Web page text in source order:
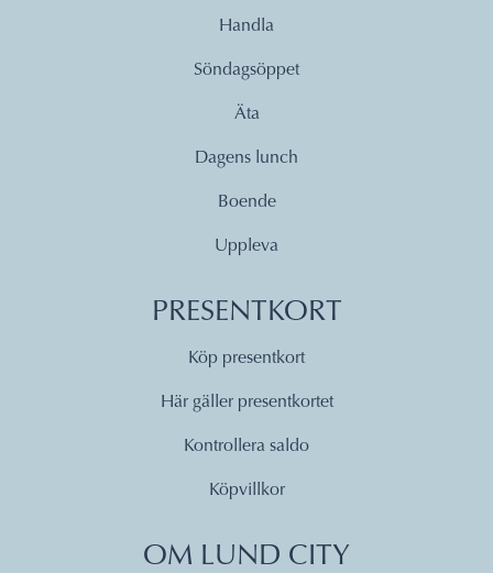
Handla
Söndagsöppet
Äta
Dagens lunch
Boende
Uppleva
PRESENTKORT
Köp presentkort
Här gäller presentkortet
Kontrollera saldo
Köpvillkor
OM LUND CITY